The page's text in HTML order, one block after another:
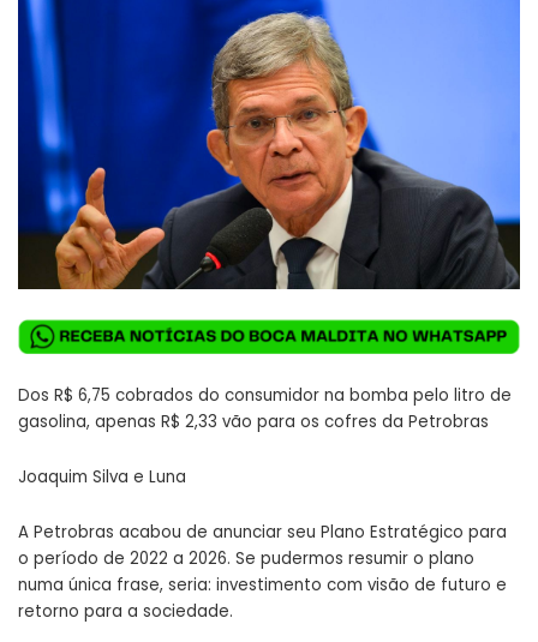
Dos R$ 6,75 cobrados do consumidor na bomba pelo litro de
gasolina, apenas R$ 2,33 vão para os cofres da Petrobras
Joaquim Silva e Luna
A Petrobras acabou de anunciar seu Plano Estratégico para
o período de 2022 a 2026. Se pudermos resumir o plano
numa única frase, seria: investimento com visão de futuro e
retorno para a sociedade.